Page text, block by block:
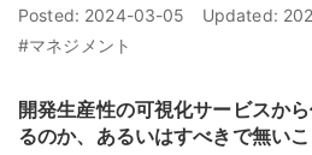
Posted: 2024-03-05 Updated:
#マネジメント
開発生産性の可視化サービスか
るのか、あるいはすべきで無いこ